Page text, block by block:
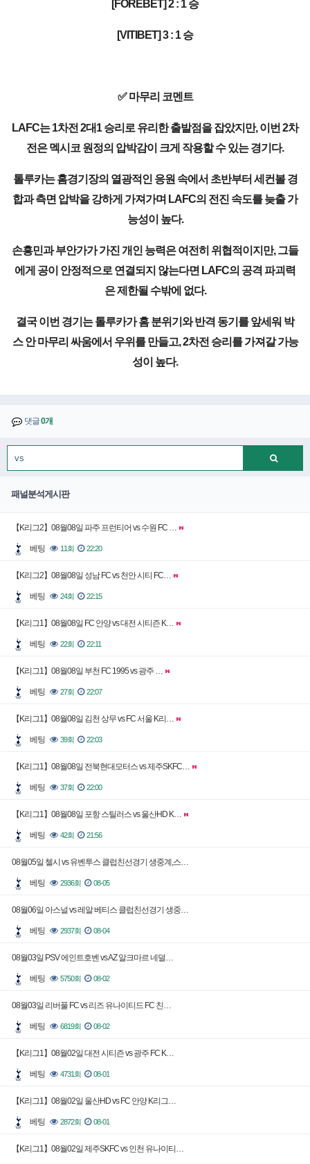
[FOREBET] 2 : 1 승
[VITIBET] 3 : 1 승
✅ 마무리 코멘트
LAFC는 1차전 2대1 승리로 유리한 출발점을 잡았지만, 이번 2차
전은 멕시코 원정의 압박감이 크게 작용할 수 있는 경기다.
톨루카는 홈경기장의 열광적인 응원 속에서 초반부터 세컨볼 경
합과 측면 압박을 강하게 가져가며 LAFC의 전진 속도를 늦출 가
능성이 높다.
손흥민과 부안가가 가진 개인 능력은 여전히 위협적이지만, 그들
에게 공이 안정적으로 연결되지 않는다면 LAFC의 공격 파괴력
은 제한될 수밖에 없다.
결국 이번 경기는 톨루카가 홈 분위기와 반격 동기를 앞세워 박
스 안 마무리 싸움에서 우위를 만들고, 2차전 승리를 가져갈 가능
성이 높다.
댓글0개
패널분석게시판
【K리그2】08월08일 파주 프런티어 vs 수원 FC …
베팅 11회 22:20
【K리그2】08월08일 성남 FC vs 천안 시티 FC…
베팅 24회 22:15
【K리그1】08월08일 FC 안양 vs 대전 시티즌 K…
베팅 22회 22:11
【K리그1】08월08일 부천 FC 1995 vs 광주 …
베팅 27회 22:07
【K리그1】08월08일 김천 상무 vs FC 서울 K리…
베팅 39회 22:03
【K리그1】08월08일 전북현대모터스 vs 제주SKFC…
베팅 37회 22:00
【K리그1】08월08일 포항 스틸러스 vs 울산HD K…
베팅 42회 21:56
08월05일 첼시 vs 유벤투스 클럽친선경기 생중계,스…
베팅 2936회 08-05
08월06일 아스널 vs 레알 베티스 클럽친선경기 생중…
베팅 2937회 08-04
08월03일 PSV 에인트호벤 vs AZ 알크마르 네덜…
베팅 5750회 08-02
08월03일 리버풀 FC vs 리즈 유나이티드 FC 친…
베팅 6819회 08-02
【K리그1】08월02일 대전 시티즌 vs 광주 FC K…
베팅 4731회 08-01
【K리그1】08월02일 울산HD vs FC 안양 K리그…
베팅 2872회 08-01
【K리그1】08월02일 제주SKFC vs 인천 유나이티…